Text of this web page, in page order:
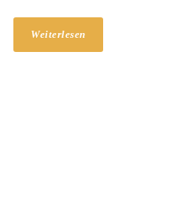
Weiterlesen